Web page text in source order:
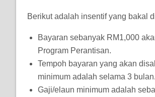
Berikut adalah insentif yang bakal
Bayaran sebanyak RM1,000
Program Perantisan.
Tempoh bayaran yang akan
minimum adalah selama 3 bulan.
Gaji/elaun minimum adalah